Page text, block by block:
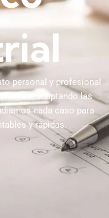
personal y profesional
adaptando las
cada caso para
y rápidas.